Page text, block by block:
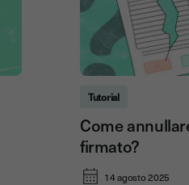
Tutorial
Come
firmato?
14 agosto 2025